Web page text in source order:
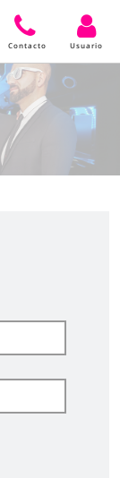
Contacto Usuario